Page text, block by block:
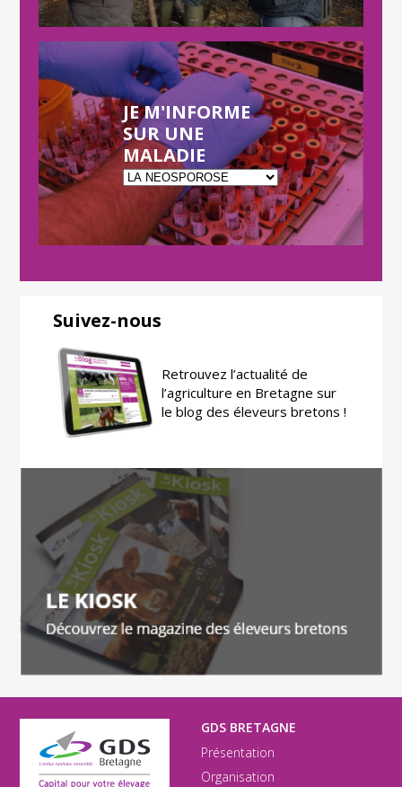
JE M'INFORME
SUR UNE
MALADIE
Suivez-nous
Retrouvez l’actualité de
l’agriculture en Bretagne sur
le blog des éleveurs bretons !
GDS BRETAGNE
Présentation
Organisation